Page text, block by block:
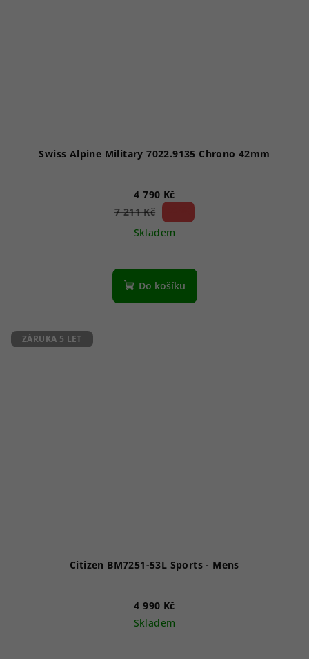
Swiss Alpine Military 7022.9135 Chrono 42mm
4 790 Kč
7 211 Kč
Skladem
Do košíku
ZÁRUKA 5 LET
Citizen BM7251-53L Sports - Mens
4 990 Kč
Skladem